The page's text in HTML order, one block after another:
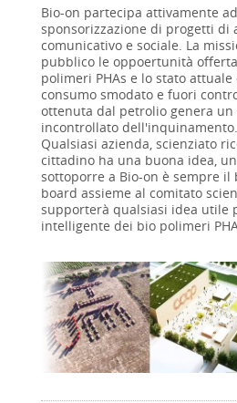
Bio-on partecipa attivamente
sponsorizzazione di progetti di
comunicativo e sociale. La
pubblico le oppoertunità
polimeri PHAs e lo stato
consumo smodato e fuori
ottenuta dal petrolio genera un
incontrollato dell'inquinamento.
Qualsiasi azienda, scienziato
cittadino ha una buona idea,
sottoporre a Bio-on è sempre il
board assieme al comitato
supporterà qualsiasi idea utile
intelligente dei bio polimeri